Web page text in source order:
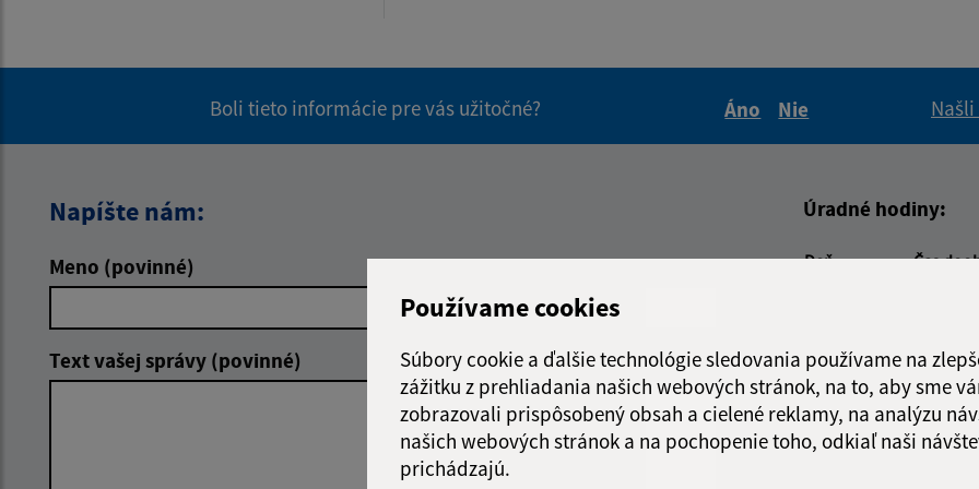
Používame cookies
Súbory cookie a ďalšie technológie sledovania používame na
zážitku z prehliadania našich webových stránok, na to, aby sme
zobrazovali prispôsobený obsah a cielené reklamy, na analýzu
našich webových stránok a na pochopenie toho, odkiaľ naši
prichádzajú.
Boli tieto informácie pre vás užitočné?
Áno
Nie
Napíšte nám:
Meno (povinné) E-mailová adresa (povinné)
Text vašej správy (povinné)
Úradné hodiny:
Deň Čas
Štvrtok:
Piatok:
7.30 -